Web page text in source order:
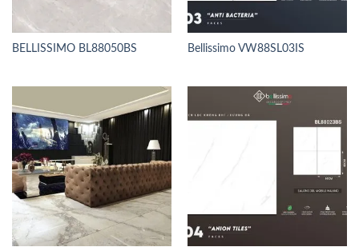
BELLISSIMO BL88050BS Bellissimo VW88SL03IS